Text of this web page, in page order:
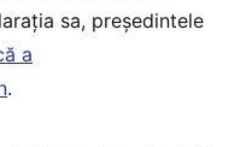
sa, președintele
a
.